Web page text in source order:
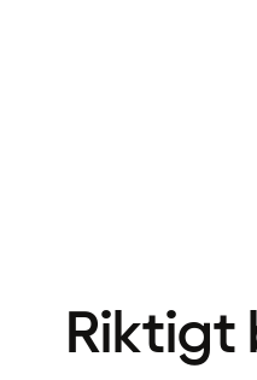
Riktigt